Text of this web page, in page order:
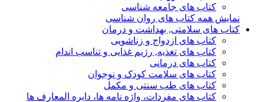
کتاب های جامعه شناسی
نمایش همه کتاب های روان شناسی
کتاب های سلامتی, بهداشت و درمان
کتاب های ازدواج و زناشویی
کتاب های تغذیه, رژیم غذایی و تناسب اندام
کتاب های درمانی
کتاب های سلامت کودک و نوجوان
کتاب های طب سنتی و مکمل
کتاب های مفردات، واژه نامه ها، دایره المعارف ها